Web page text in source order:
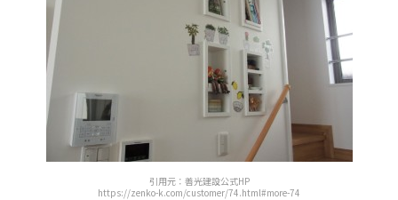
引用元：善光建設公式HP
https://zenko-k.com/customer/74.html#more-74